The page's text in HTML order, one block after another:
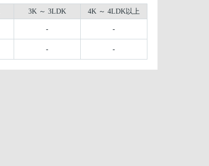
3K ～ 3LDK 4K ～ 4LDK以上
- -
- -